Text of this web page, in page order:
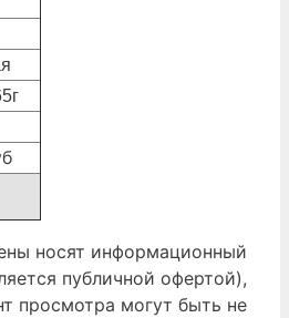
носят информационный
публичной офертой),
просмотра могут быть не